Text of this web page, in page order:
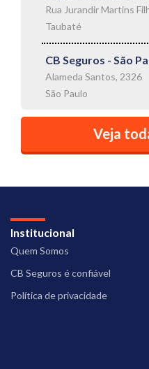
Rua Jurandir Martins
Taubaté
CB Seguros - São
Alameda Santos, 2326
São Paulo
Veja
Institucional
Quem Somos
CB Seguros é confiável
Política de privacidade